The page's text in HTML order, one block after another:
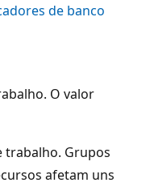
de banco
O valor
trabalho. Grupos
afetam uns